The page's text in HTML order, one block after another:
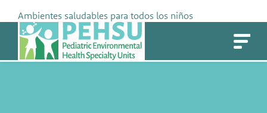
content
Ambientes saludables para todos los niños
PEHSU